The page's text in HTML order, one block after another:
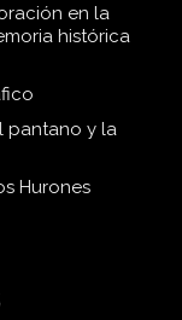
en la
histórica
pantano y la
Hurones